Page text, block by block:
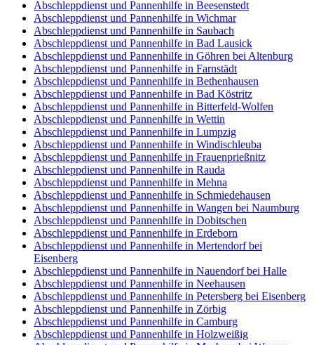
Abschleppdienst und Pannenhilfe in Beesenstedt
Abschleppdienst und Pannenhilfe in Wichmar
Abschleppdienst und Pannenhilfe in Saubach
Abschleppdienst und Pannenhilfe in Bad Lausick
Abschleppdienst und Pannenhilfe in Göhren bei Altenburg
Abschleppdienst und Pannenhilfe in Farnstädt
Abschleppdienst und Pannenhilfe in Bethenhausen
Abschleppdienst und Pannenhilfe in Bad Köstritz
Abschleppdienst und Pannenhilfe in Bitterfeld-Wolfen
Abschleppdienst und Pannenhilfe in Wettin
Abschleppdienst und Pannenhilfe in Lumpzig
Abschleppdienst und Pannenhilfe in Windischleuba
Abschleppdienst und Pannenhilfe in Frauenprießnitz
Abschleppdienst und Pannenhilfe in Rauda
Abschleppdienst und Pannenhilfe in Mehna
Abschleppdienst und Pannenhilfe in Schmiedehausen
Abschleppdienst und Pannenhilfe in Wangen bei Naumburg
Abschleppdienst und Pannenhilfe in Dobitschen
Abschleppdienst und Pannenhilfe in Erdeborn
Abschleppdienst und Pannenhilfe in Mertendorf bei
Eisenberg
Abschleppdienst und Pannenhilfe in Nauendorf bei Halle
Abschleppdienst und Pannenhilfe in Neehausen
Abschleppdienst und Pannenhilfe in Petersberg bei Eisenberg
Abschleppdienst und Pannenhilfe in Zörbig
Abschleppdienst und Pannenhilfe in Camburg
Abschleppdienst und Pannenhilfe in Holzweißig